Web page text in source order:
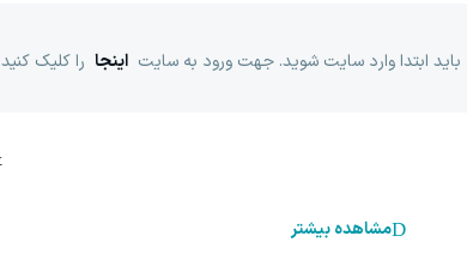
ابتدا وارد سایت شوید. جهت ورود به سایت اینجا را کلیک کنید
مشاهده بیشتر